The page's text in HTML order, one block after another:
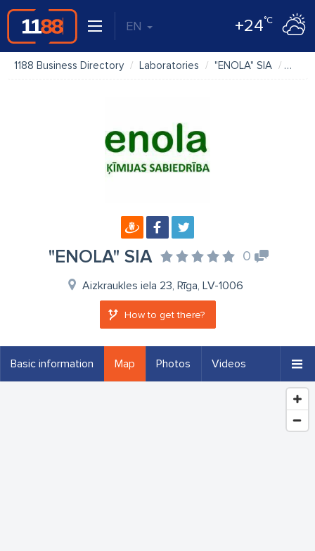
EN +24°C
1188 Business Directory Laboratories "ENOLA" SIA Map
"ENOLA" SIA 0
Aizkraukles iela 23, Rīga, LV-1006
How to get there?
Basic information Map Photos Videos